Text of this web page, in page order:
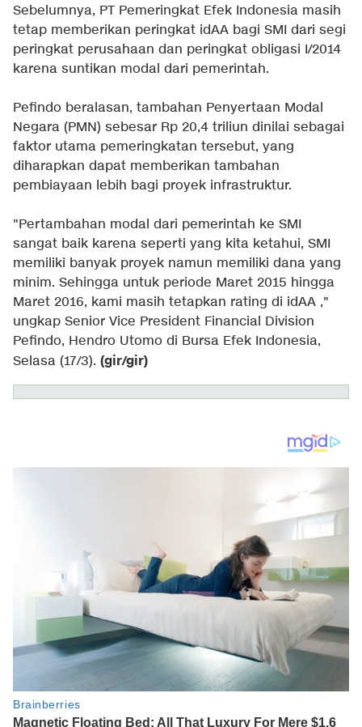
Sebelumnya, PT Pemeringkat Efek Indonesia masih
tetap memberikan peringkat idAA bagi SMI dari segi
peringkat perusahaan dan peringkat obligasi I/2014
karena suntikan modal dari pemerintah.
Pefindo beralasan, tambahan Penyertaan Modal
Negara (PMN) sebesar Rp 20,4 triliun dinilai sebagai
faktor utama pemeringkatan tersebut, yang
diharapkan dapat memberikan tambahan
pembiayaan lebih bagi proyek infrastruktur.
"Pertambahan modal dari pemerintah ke SMI
sangat baik karena seperti yang kita ketahui, SMI
memiliki banyak proyek namun memiliki dana yang
minim. Sehingga untuk periode Maret 2015 hingga
Maret 2016, kami masih tetapkan rating di idAA ,"
ungkap Senior Vice President Financial Division
Pefindo, Hendro Utomo di Bursa Efek Indonesia,
Selasa (17/3). (gir/gir)